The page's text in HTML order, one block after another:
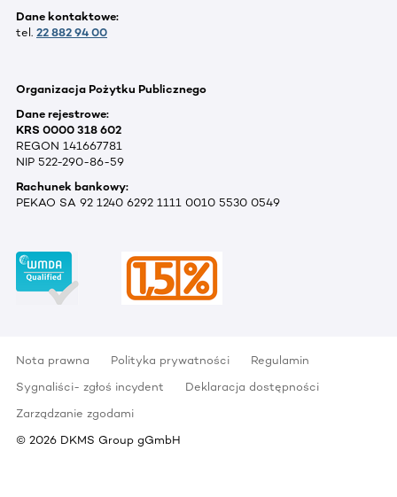
Dane kontaktowe:
tel. 22 882 94 00
Organizacja Pożytku Publicznego
Dane rejestrowe:
KRS 0000 318 602
REGON 141667781
NIP 522-290-86-59
Rachunek bankowy:
PEKAO SA 92 1240 6292 1111 0010 5530 0549
Nota prawna Polityka prywatności
Regulamin
Sygnaliści- zgłoś incydent
Deklaracja dostępności
Zarządzanie zgodami
© 2026 DKMS Group gGmbH